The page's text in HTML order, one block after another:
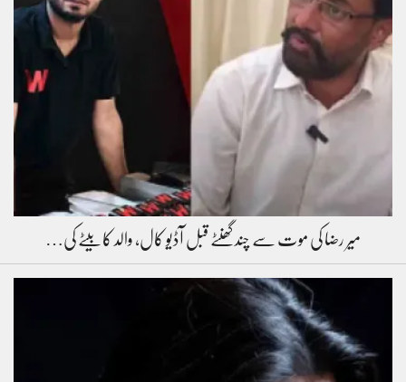
میر رضا کی موت سے چند گھنٹے قبل آڈیو کال، والد کا بیٹے کی…